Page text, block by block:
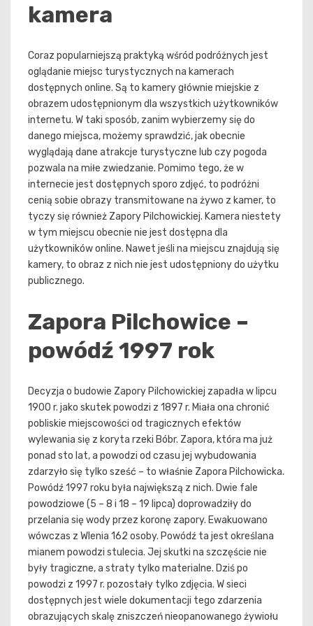
kamera
Coraz popularniejszą praktyką wśród podróżnych jest
oglądanie miejsc turystycznych na kamerach
dostępnych online. Są to kamery głównie miejskie z
obrazem udostępnionym dla wszystkich użytkowników
internetu. W taki sposób, zanim wybierzemy się do
danego miejsca, możemy sprawdzić, jak obecnie
wyglądają dane atrakcje turystyczne lub czy pogoda
pozwala na miłe zwiedzanie. Pomimo tego, że w
internecie jest dostępnych sporo zdjęć, to podróżni
cenią sobie obrazy transmitowane na żywo z kamer, to
tyczy się również Zapory Pilchowickiej. Kamera niestety
w tym miejscu obecnie nie jest dostępna dla
użytkowników online. Nawet jeśli na miejscu znajdują się
kamery, to obraz z nich nie jest udostępniony do użytku
publicznego.
Zapora Pilchowice –
powódź 1997 rok
Decyzja o budowie Zapory Pilchowickiej zapadła w lipcu
1900 r. jako skutek powodzi z 1897 r. Miała ona chronić
pobliskie miejscowości od tragicznych efektów
wylewania się z koryta rzeki Bóbr. Zapora, która ma już
ponad sto lat, a powodzi od czasu jej wybudowania
zdarzyło się tylko sześć – to właśnie Zapora Pilchowicka.
Powódź 1997 roku była największą z nich. Dwie fale
powodziowe (5 – 8 i 18 – 19 lipca) doprowadziły do
przelania się wody przez koronę zapory. Ewakuowano
wówczas z Wlenia 162 osoby. Powódź ta jest określana
mianem powodzi stulecia. Jej skutki na szczęście nie
były tragiczne, a straty tylko materialne. Dziś po
powodzi z 1997 r. pozostały tylko zdjęcia. W sieci
dostępnych jest wiele dokumentacji tego zdarzenia
obrazujących skalę zniszczeń nieopanowanego żywiołu